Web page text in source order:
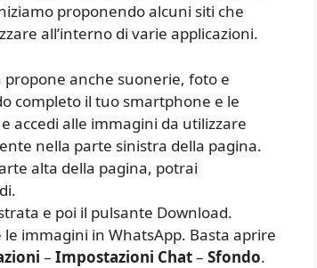
proponendo alcuni siti che
all’interno di varie applicazioni.
propone anche suonerie, foto e
completo il tuo smartphone e le
accedi alle immagini da utilizzare
nella parte sinistra della pagina.
alta della pagina, potrai
e poi il pulsante Download.
immagini in WhatsApp. Basta aprire
– Impostazioni Chat– Sfondo.